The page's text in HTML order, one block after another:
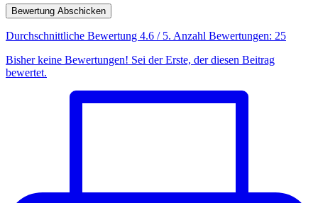
Bewertung Abschicken
Durchschnittliche Bewertung 4.6 / 5. Anzahl Bewertungen: 25
Bisher keine Bewertungen! Sei der Erste, der diesen Beitrag
bewertet.